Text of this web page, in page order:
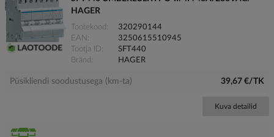
HAGER
Tootekood
320290144
EAN
3250615510945
Tootja ID
SFT440
Bränd
HAGER
Püsikliendi soodustusega (km-ta) 39,67 €/TK
Kuva detailid